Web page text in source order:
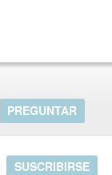
SUSCRIBIRSE